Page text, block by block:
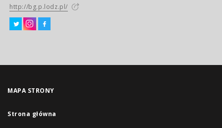
http://bg.p.lodz.pl/
MAPA STRONY
Strona główna